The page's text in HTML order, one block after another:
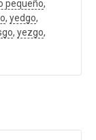
pequeño,
, yedgo,
, yezgo,